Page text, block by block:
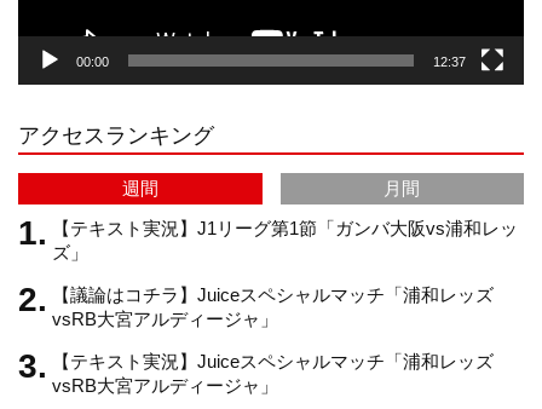
r
a
m
e
C
h
a
00:00 12:37
アクセスランキング
週間
月間
【テキスト実況】J1リーグ第1節「ガンバ大阪vs浦和レッ
ズ」
【議論はコチラ】Juiceスペシャルマッチ「浦和レッズ
vsRB大宮アルディージャ」
【テキスト実況】Juiceスペシャルマッチ「浦和レッズ
vsRB大宮アルディージャ」